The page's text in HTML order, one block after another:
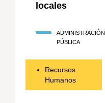
locales
ADMINISTRACIÓN
PÚBLICA
Recursos
Humanos